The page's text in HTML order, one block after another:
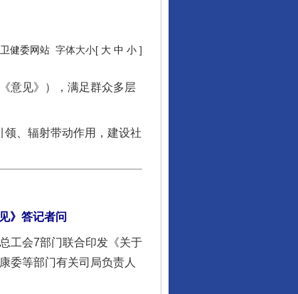
健委网站 字体大小[ 大 中 小 ]
意见》），满足群众多层
、辐射带动作用，建设社
》答记者问
工会7部门联合印发《关于
委等部门有关司局负责人